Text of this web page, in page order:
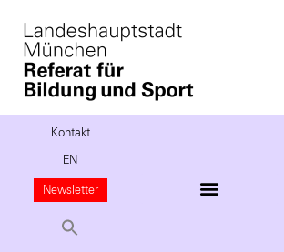
Kontakt
EN
Newsletter